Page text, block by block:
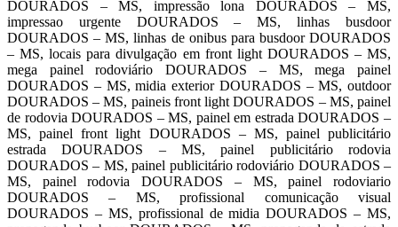
DOURADOS – MS, impressão lona DOURADOS – MS,
impressao urgente DOURADOS – MS, linhas busdoor
DOURADOS – MS, linhas de onibus para busdoor DOURADOS
– MS, locais para divulgação em front light DOURADOS – MS,
mega painel rodoviário DOURADOS – MS, mega painel
DOURADOS – MS, midia exterior DOURADOS – MS, outdoor
DOURADOS – MS, paineis front light DOURADOS – MS, painel
de rodovia DOURADOS – MS, painel em estrada DOURADOS –
MS, painel front light DOURADOS – MS, painel publicitário
estrada DOURADOS – MS, painel publicitário rodovia
DOURADOS – MS, painel publicitário rodoviário DOURADOS –
MS, painel rodovia DOURADOS – MS, painel rodoviario
DOURADOS – MS, profissional comunicação visual
DOURADOS – MS, profissional de midia DOURADOS – MS,